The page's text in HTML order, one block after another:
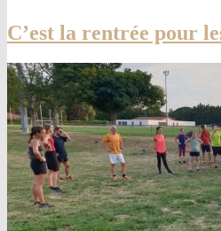
C’est la rentrée pour